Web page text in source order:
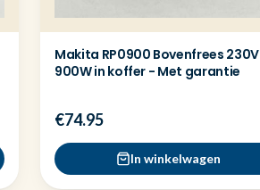
Makita RP0900 Bovenfrees 230V
900W in koffer - Met garantie
€74.95
In winkelwagen